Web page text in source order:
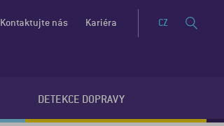
DETEKCE DOPRAVY
Kontaktujte nás Kariéra CZ